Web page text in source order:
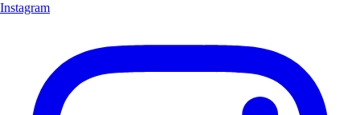
Instagram